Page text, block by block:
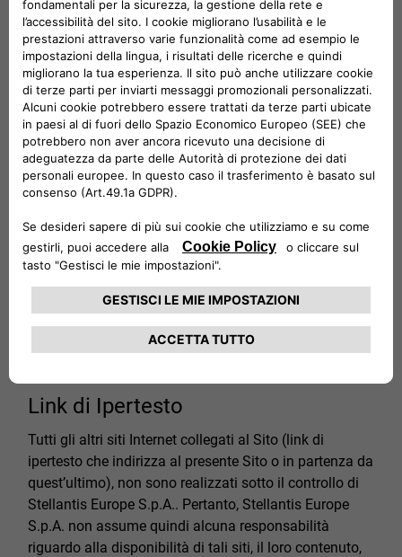
contengono una tacita promessa o garanzia relativa
alla composizione, all’idoneità a determinati scopi dei
Prodotti oppure alla non violazione, da parte dei
Prodotti stessi, di leggi o brevetti. Sul Sito possono
comparire alcuni link ad altri siti della Rete.
Pertanto, Stellantis Europe S.p.A. non ha alcuna
influenza su configurazione, disponibilità, accessibilità
e contenuti delle pagine collegate al Sito tramite link e
nulla garantisce circa l’attualità, correttezza,
completezza o qualità delle informazioni in esse
riportate. Stellantis Europe S.p.A. non potrà ritenersi
responsabile per alcun danno, diretto o indiretto, ivi
compreso il lucro cessante, derivante dall’utilizzo o
dall’impossibilità di utilizzo del Sito e dei suoi
contenuti, o di siti ad esso collegati direttamente o
indirettamente, così come da omissioni o errori.
Link di Ipertesto
Tutti gli altri siti Internet collegati al Sito (link di
ipertesto che indirizza al presente Sito o in partenza da
quest’ultimo), non sono realizzati sotto il controllo di
Stellantis Europe S.p.A.. Pertanto, Stellantis Europe
S.p.A. non assume quindi alcuna responsabilità
riguardo alla disponibilità di tali siti, il loro contenuto,